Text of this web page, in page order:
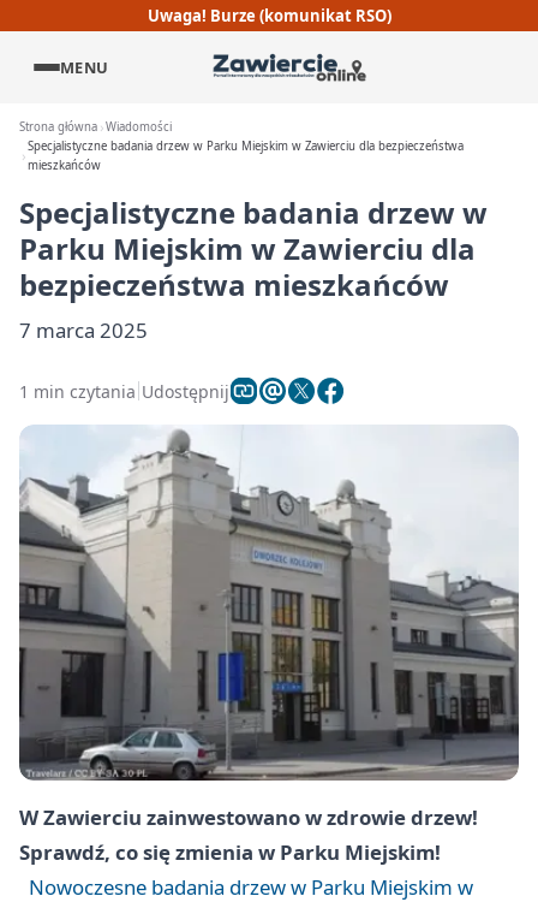
Uwaga! Burze (komunikat RSO)
MENU
Strona główna Wiadomości
Specjalistyczne badania drzew w Parku Miejskim w Zawierciu dla bezpieczeństwa
mieszkańców
Specjalistyczne badania drzew w
Parku Miejskim w Zawierciu dla
bezpieczeństwa mieszkańców
7 marca 2025
1 min czytania Udostępnij
W Zawierciu zainwestowano w zdrowie drzew!
Sprawdź, co się zmienia w Parku Miejskim!
Nowoczesne badania drzew w Parku Miejskim w